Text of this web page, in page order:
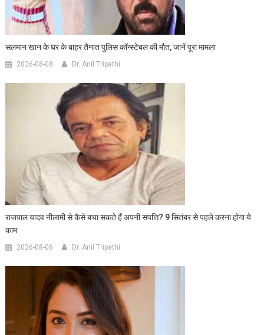
सलमान खान के घर के बाहर तैनात पुलिस कॉन्स्टेबल की मौत, जानें पूरा मामला
2026-08-08 Dr. Anil Tripathi
राजपाल यादव नीलामी से कैसे बचा सकते हैं अपनी संपत्ति? 9 सितंबर से पहले करना होगा ये
काम
2026-08-06 Dr. Anil Tripathi